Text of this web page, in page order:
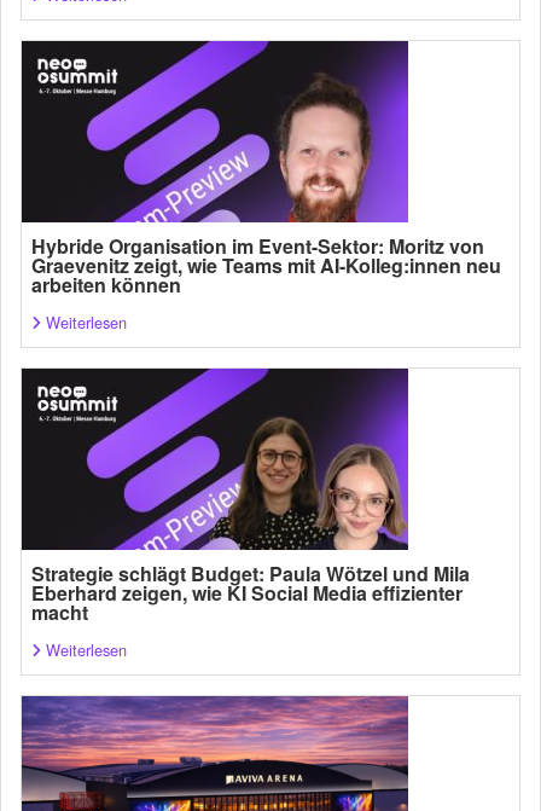
Hybride Organisation im Event-Sektor: Moritz von
Graevenitz zeigt, wie Teams mit AI-Kolleg:innen neu
arbeiten können
Weiterlesen
Strategie schlägt Budget: Paula Wötzel und Mila
Eberhard zeigen, wie KI Social Media effizienter
macht
Weiterlesen